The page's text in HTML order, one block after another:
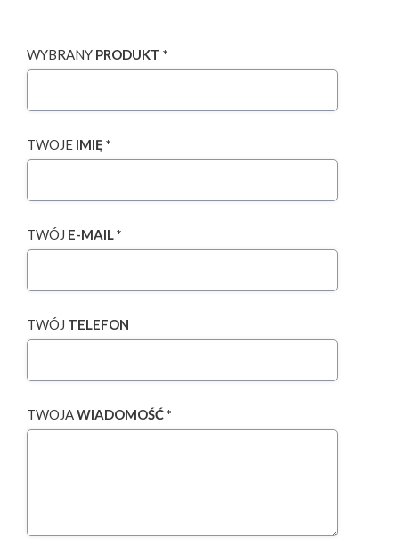
WYBRANY PRODUKT *
TWOJE IMIĘ *
TWÓJ E-MAIL *
TWÓJ TELEFON
TWOJAWIADOMOŚĆ *